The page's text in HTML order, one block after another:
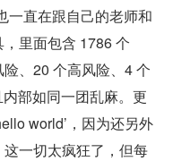
一直在跟自己的老师和
里面包含 1786 个
、20 个高风险、4 个
内部如同一团乱麻。更
world’，因为还另外
一切太疯狂了，但每